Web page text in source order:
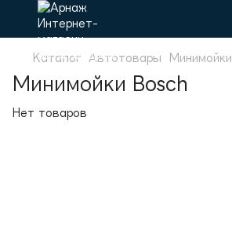
Каталог Автотовары Минимойки
Минимойки Bosch
Нет товаров